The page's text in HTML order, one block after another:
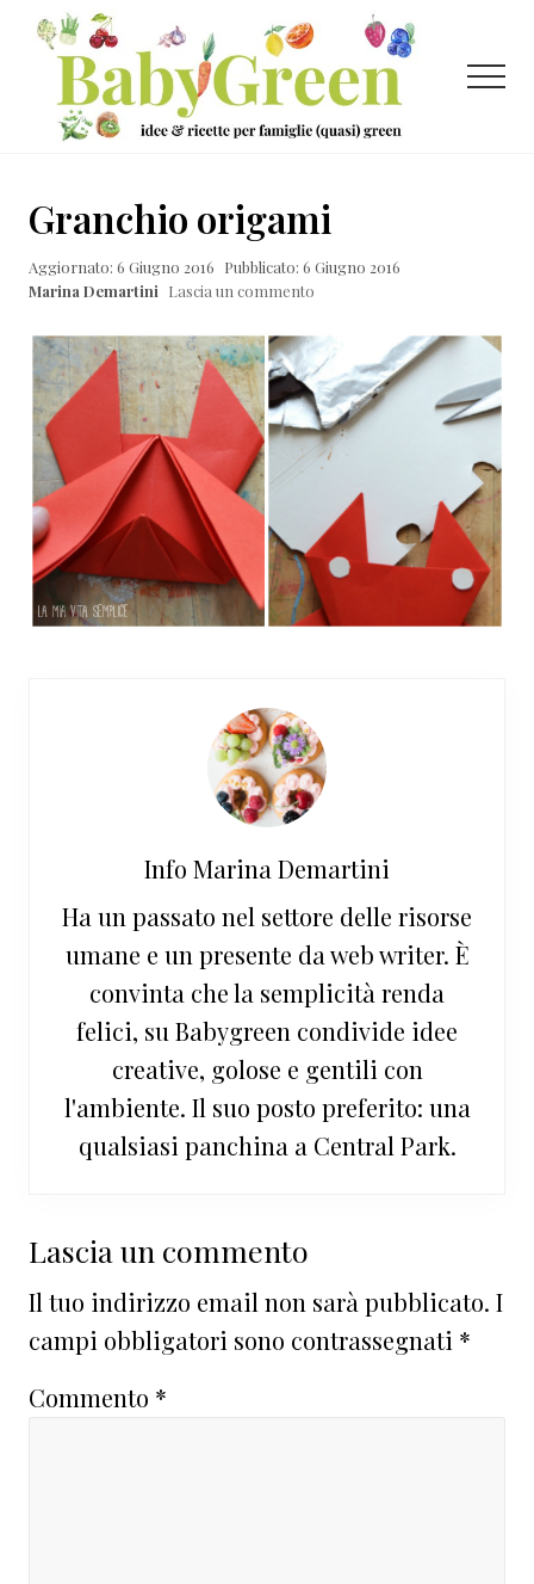
Menu
Passa
contenuto
principale
Passa
laterale
primaria
Passa
ricette
per
(quasi)
green
Menu
Granchio origami
Aggiornato: 6 Giugno 2016 Pubblicato: 6 Giugno 2016
Marina Demartini Lascia un commento
Info Marina Demartini
Ha un passato nel settore delle risorse
umane e un presente da web writer. È
convinta che la semplicità renda
felici, su Babygreen condivide idee
creative, golose e gentili con
l'ambiente. Il suo posto preferito: una
qualsiasi panchina a Central Park.
Interazioni
del
lettore
Lascia un commento
Il tuo indirizzo email non sarà pubblicato. I
campi obbligatori sono contrassegnati *
Commento *